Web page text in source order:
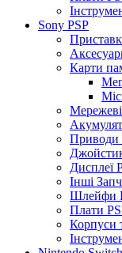
Sony PSP
Карти
Мережеві
Приводи
Дисплеї
Інші
Шлейфи
Плати
Корпуси